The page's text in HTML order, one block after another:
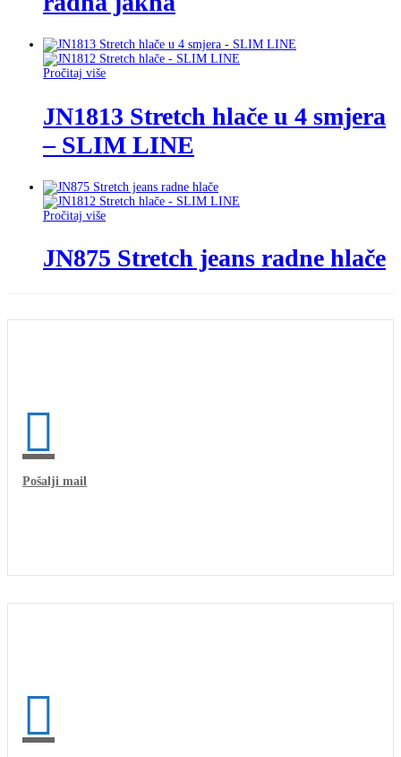
Pročitaj više
JN1813 Stretch hlače u 4 smjera
– SLIM LINE
Pročitaj više
JN875 Stretch jeans radne hlače
Pošalji mail